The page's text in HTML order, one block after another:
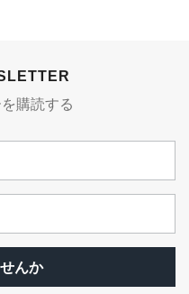
購読する
んか